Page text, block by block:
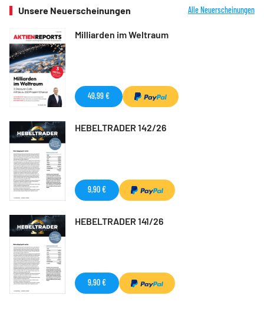
Unsere Neuerscheinungen Alle Neuerscheinungen
Milliarden im Weltraum
49,99 €
HEBELTRADER 142/26
9,90 €
HEBELTRADER 141/26
9,90 €